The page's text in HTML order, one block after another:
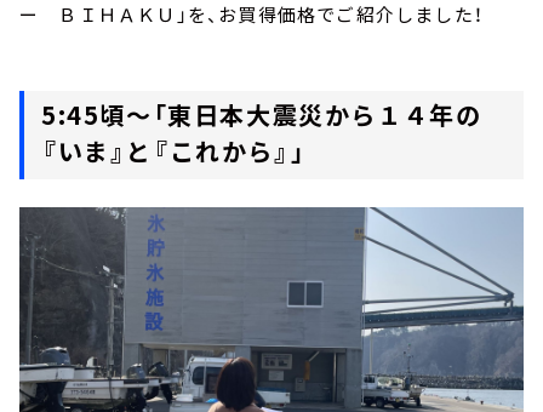
ー ＢＩＨＡＫＵ」を、お買得価格でご紹介しました！
5:45頃～「東日本大震災から１４年の
『いま』と『これから』」